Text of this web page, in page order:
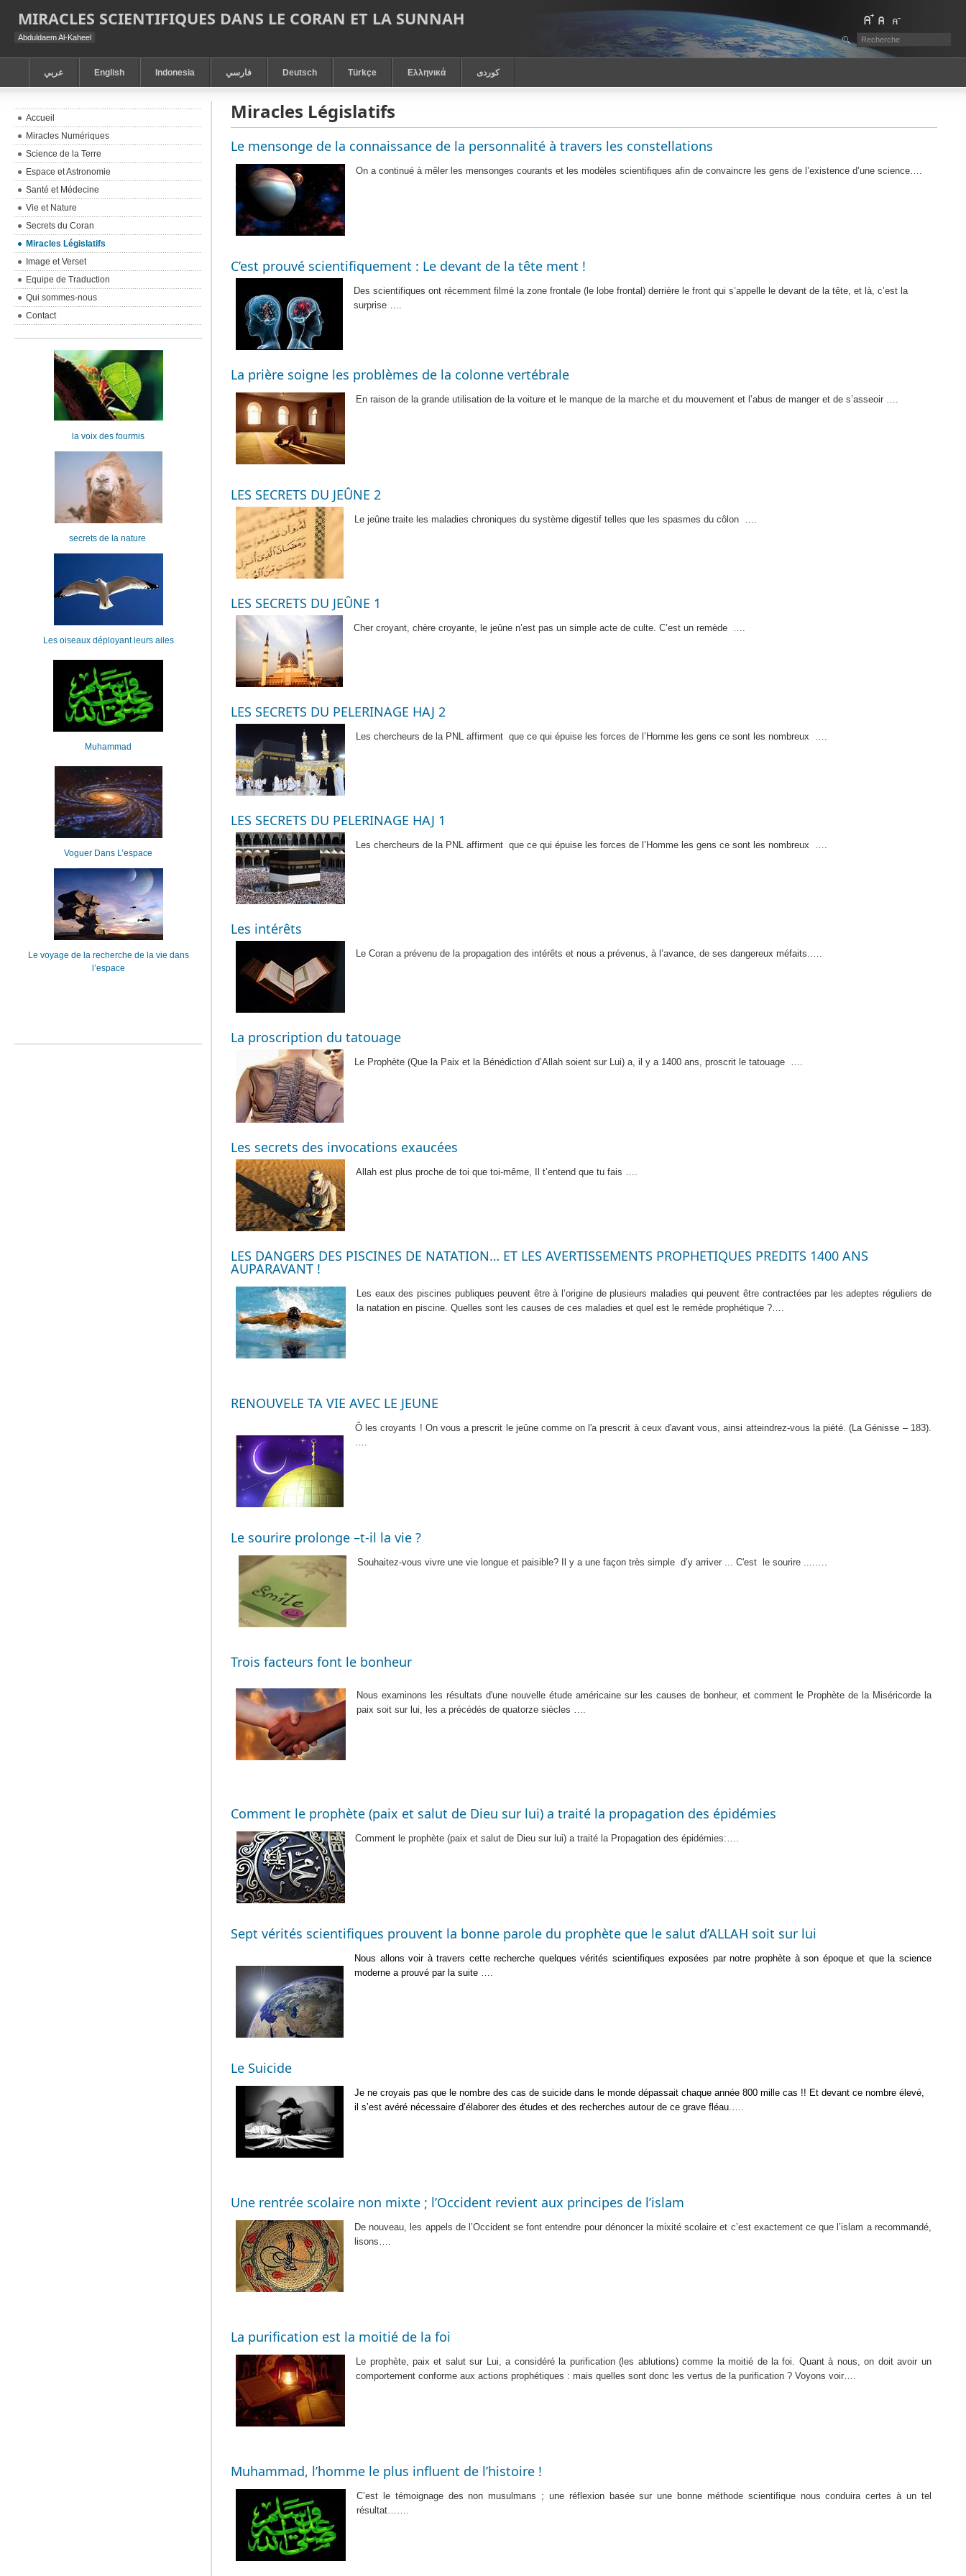
MIRACLES SCIENTIFIQUES DANS LE CORAN ET LA SUNNAH
Abduldaem Al-Kaheel
عربي English Indonesia فارسي Deutsch Türkçe Ελληνικά كوردى
Miracles Législatifs
Le mensonge de la connaissance de la personnalité à travers les ‎constellations
On a continué à mêler les mensonges courants et les modèles scientifiques afin de convaincre les gens de l’existence d’une science….
C’est prouvé scientifiquement : Le devant de la tête ment !
Des scientifiques ont récemment filmé la zone frontale (le lobe frontal) derrière le front quis’appelle le devant de la tête, et là, c’est la
surprise ….
La prière soigne les problèmes de la colonne vertébrale
En raison de la grande utilisation de la voiture et le manque de la marche et du mouvement et l’abus de manger et de s’asseoir ….
LES SECRETS DU JEÛNE 2
Le jeûne traite les maladies chroniques du système digestif telles que les spasmes du côlon ….
LES SECRETS DU JEÛNE 1
Cher croyant, chère croyante, le jeûne n’est pas un simple acte de culte. C’est un remède ….
LES SECRETS DU PELERINAGE HAJ 2
Les chercheurs de la PNL affirment que ce qui épuise les forces de l’Homme les gens ce sont les nombreux ….
LES SECRETS DU PELERINAGE HAJ 1
Les chercheurs de la PNL affirment que ce qui épuise les forces de l’Homme les gens ce sont les nombreux ….
Les intérêts
Le Coran a prévenu de la propagation des intérêts et nous a prévenus, à l’avance, de ses dangereux méfaits.….
La proscription du tatouage
Le Prophète (Que la Paix et la Bénédiction d’Allah soient sur Lui) a, il y a 1400 ans, proscrit le tatouage ….
Les secrets des invocations exaucées
Allah est plus proche de toi que toi-même, Il t’entend que tu fais ….
LES DANGERS DES PISCINES DE NATATION… ET LES AVERTISSEMENTS PROPHETIQUES PREDITS 1400 ANS
AUPARAVANT !
Les eaux des piscines publiques peuvent être à l’origine de plusieurs maladies qui peuvent être contractées par les adeptes réguliers de
la natation en piscine. Quelles sont les causes de ces maladies et quel est le remède prophétique ?….
RENOUVELE TA VIE AVEC LE JEUNE
Ô les croyants ! On vous a prescrit le jeûne comme on l'a prescrit à ceux d'avant vous, ainsi atteindrez-vous la piété. (La Génisse – 183).
….
Le sourire prolonge –t-il la vie ?
Souhaitez-vous vivre une vie longue et paisible? Il y a une façon très simple d’y arriver ... C'est le sourire ....….
Trois facteurs font le bonheur
Nous examinons les résultats d'une nouvelle étude américaine sur les causes de bonheur, et comment le Prophète de la Miséricordela
paix soit sur lui, les a précédés de quatorze siècles ….
Comment le prophète (paix et salut de Dieu sur lui) a traité la propagation des épidémies
Comment le prophète (paix et salut de Dieu sur lui) a traité la Propagation des épidémies:….
Sept vérités scientifiques prouvent la bonne parole du prophète que le salut d’ALLAH soit sur lui
Nous allons voir à travers cette recherche quelques vérités scientifiques exposées par notre prophète à son époque et que la science
moderne a prouvé par la suite ….
Le Suicide
Je ne croyais pas que le nombre des cas de suicide dans le monde dépassait chaque année 800 mille cas !! Et devant ce nombre élevé,
il s’est avéré nécessaire d’élaborer des études et des recherches autour de ce grave fléau.….
Une rentrée scolaire non mixte ; l’Occident revient aux principes de l’islam
De nouveau, les appels de l’Occident se font entendre pour dénoncer la mixité scolaire et c’est exactement ce que l’islam a recommandé,
lisons….
La purification est la moitié de la foi
Le prophète, paix et salut sur Lui, a considéré la purification (les ablutions) comme la moitié de la foi. Quant à nous, on doit avoir un
comportement conforme aux actions prophétiques : mais quelles sont donc les vertus de la purification ? Voyons voir….
Muhammad, l’homme le plus influent de l’histoire !
C’est le témoignage des non musulmans ; une réflexion basée sur une bonne méthode scientifique nous conduira certes à un tel
résultat…….
Accueil
Miracles Numériques
Science de la Terre
Espace et Astronomie
Santé et Médecine
Vie et Nature
Secrets du Coran
Miracles Législatifs
Image et Verset
Equipe de Traduction
Qui sommes-nous
Contact
la voix des fourmis
secrets de la nature
Les oiseaux déployant leurs ailes
Muhammad
Voguer Dans L’espace
Le voyage de la recherche de la vie dans
l’espace